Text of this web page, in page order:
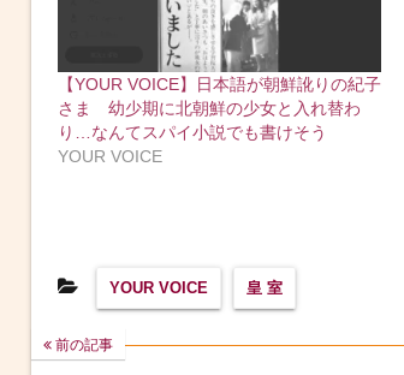
【YOUR VOICE】日本語が朝鮮訛りの紀子
さま 幼少期に北朝鮮の少女と入れ替わ
り…なんてスパイ小説でも書けそう
YOUR VOICE
YOUR VOICE 皇 室
前の記事